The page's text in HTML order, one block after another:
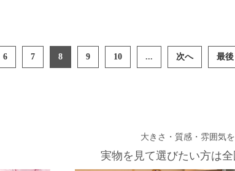
6 7 8 9 10 ... 次へ 最後
大きさ・質感・雰囲気
実物を見て選びたい方は